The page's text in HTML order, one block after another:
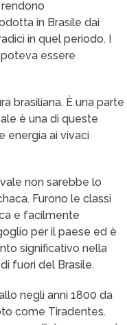
in Brasile dai
in quel periodo. I
essere
brasiliana. È una parte
è una di queste
energia ai vivaci
non sarebbe lo
Furono le classi
e facilmente
per il paese ed è
significativo nella
fuori del Brasile.
negli anni 1800 da
come Tiradentes.